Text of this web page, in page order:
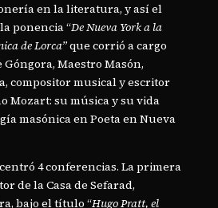
en la literatura, y así el
ponencia “De Nueva York a la
de Lorca”que corrió a cargo
Maestro Masón,
compositor musical y escritor
Mozart: su música y su vida
masónica en Poeta en Nueva
4 conferencias. La primera
de la Casa de Sefarad,
bajo el título “Hugo Pratt, el